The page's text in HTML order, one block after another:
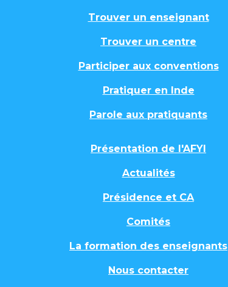
Trouver un enseignant
Trouver un centre
Participer aux conventions
Pratiquer en Inde
Parole aux pratiquants
Présentation de l'AFYI
Actualités
Présidence et CA
Comités
La formation des enseignants
Nous contacter